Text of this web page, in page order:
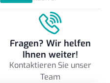
Fragen? Wir helfen
Ihnen weiter!
Kontaktieren Sie unser
Team